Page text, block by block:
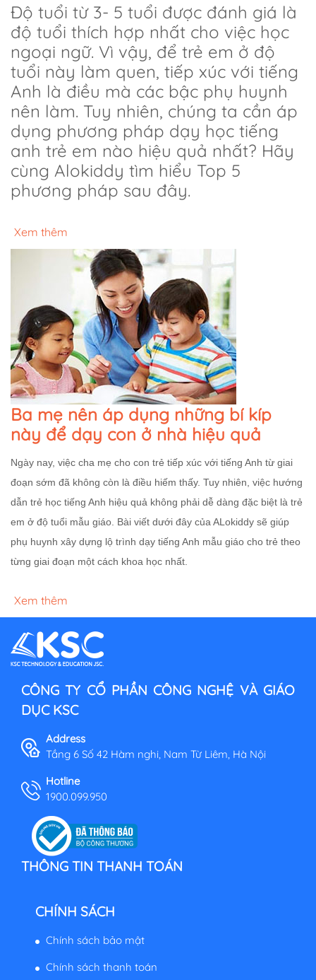
Độ tuổi từ 3- 5 tuổi được đánh giá là
độ tuổi thích hợp nhất cho việc học
ngoại ngữ. Vì vậy, để trẻ em ở độ
tuổi này làm quen, tiếp xúc với tiếng
Anh là điều mà các bậc phụ huynh
nên làm. Tuy nhiên, chúng ta cần áp
dụng phương pháp dạy học tiếng
anh trẻ em nào hiệu quả nhất? Hãy
cùng Alokiddy tìm hiểu Top 5
phương pháp sau đây.
Xem thêm
Ba mẹ nên áp dụng những bí kíp
này để dạy con ở nhà hiệu quả
Ngày nay, việc cha mẹ cho con trẻ tiếp xúc với tiếng Anh từ giai
đoạn sớm đã không còn là điều hiếm thấy. Tuy nhiên, việc hướng
dẫn trẻ học tiếng Anh hiệu quả không phải dễ dàng đặc biệt là trẻ
em ở độ tuổi mẫu giáo. Bài viết dưới đây của ALokiddy sẽ giúp
phụ huynh xây dựng lộ trình dạy tiếng Anh mẫu giáo cho trẻ theo
từng giai đoạn một cách khoa học nhất.
Xem thêm
CÔNG TY CỔ PHẦN CÔNG NGHỆ VÀ GIÁO
DỤC KSC
Address
Tầng 6 Số 42 Hàm nghi, Nam Từ Liêm, Hà Nội
Hotline
1900.099.950
THÔNG TIN THANH TOÁN
CHÍNH SÁCH
Chính sách bảo mật
Chính sách thanh toán